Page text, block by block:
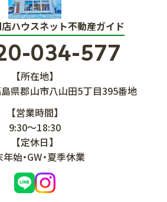
ハウスネット不動産ガイド
034-577
【所在地】
県郡山市八山田5丁目395番地
【営業時間】
9:30～18:30
【定休日】
始・GW・夏季休業